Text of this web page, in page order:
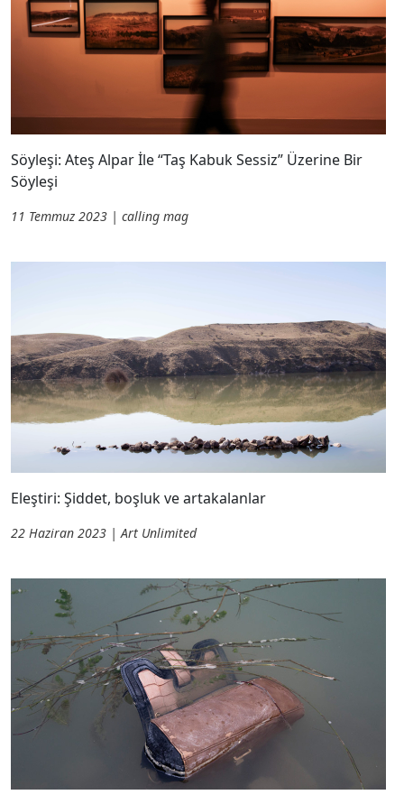
Söyleşi: Ateş Alpar İle “Taş Kabuk Sessiz” Üzerine Bir
Söyleşi
11 Temmuz 2023 | calling mag
Eleştiri: Şiddet, boşluk ve artakalanlar
22 Haziran 2023 | Art Unlimited